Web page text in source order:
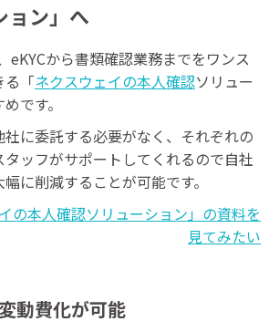
ョン」へ
eKYCから書類確認業務までをワンス
る「ネクスウェイの本人確認ソリュー
です。
に委託する必要がなく、それぞれの
ッフがサポートしてくれるので自社
に削減することが可能です。
の本人確認ソリューション」の資料を
見てみたい
動費化が可能